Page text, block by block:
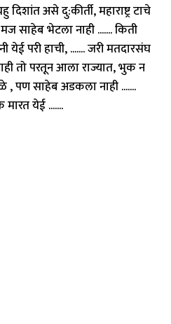
असे दु:कीर्ती, महाराष्ट्र टाचे
साहेब भेटला नाही ....... किती
परी हाची, ....... जरी मतदारसंघ
तो परतून आला राज्यात, भुक न
, पण साहेब अडकला नाही .......
येई .......